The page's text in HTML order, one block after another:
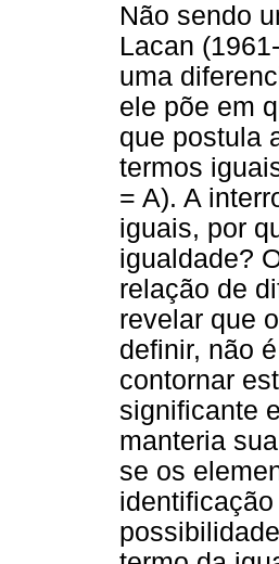
Não sendo
Lacan
uma
ele põe em
que postula
termos
= A). A
iguais, por
igualdade?
relação de
revelar que
definir, não
contornar
significante
manteria
se os